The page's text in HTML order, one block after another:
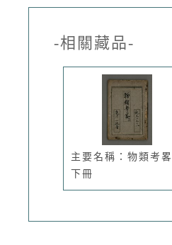
-相關藏品-
主要名稱：物類考畧
下冊